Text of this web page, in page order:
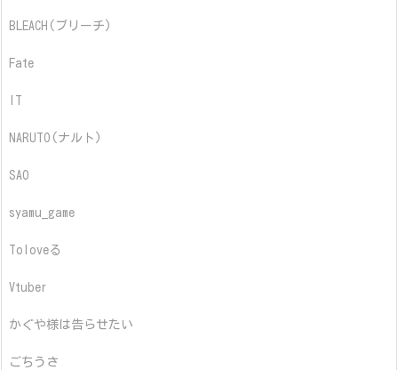
BLEACH(ブリーチ)
Fate
NARUTO(ナルト)
SAO
syamu_game
Toloveる
Vtuber
かぐや様は告らせたい
ごちうさ